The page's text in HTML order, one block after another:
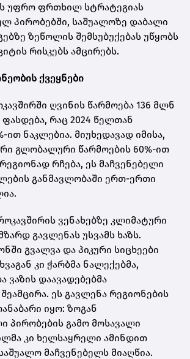
უფრო ფრთხილ სტრატეგიას
პირობებში, საშუალოზე დაბალი
ზეწოლის შემსუბუქებას უწყობს
რისკებს ამცირებს.
ქვეყნები
ღვინის წარმოება 136 მლნ
რაც 2024 წელთან
ით ნაკლებია. მიუხედავად იმისა,
გლობალური წარმოების 60%-ით
რჩება, ეს მაჩვენებელი
განმავლობაში ერთ-ერთი
ვენახებზე კლიმატური
გავლენას უსვამს ხაზს.
გვალვა და პიკური სიცხეები
კი ჭარბმა ნალექებმა,
ვაზის დაავადებებმა
ეს გავლენა რეგიონების
იყო: ზოგან
პირობების გამო მოსავალი
კი ხელსაყრელი ამინდით
მაჩვენებელს მიაღწია.